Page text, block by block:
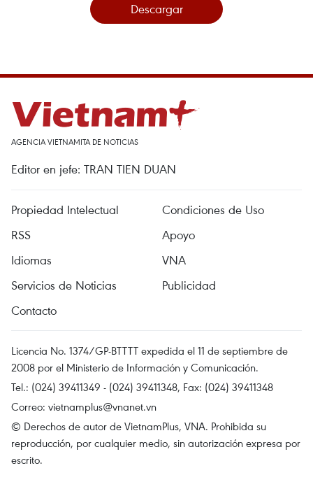
Descargar
AGENCIA VIETNAMITA DE NOTICIAS
Editor en jefe: TRAN TIEN DUAN
Propiedad Intelectual
Condiciones de Uso
RSS
Apoyo
Idiomas
VNA
Servicios de Noticias
Publicidad
Contacto
Licencia No. 1374/GP-BTTTT expedida el 11 de septiembre de
2008 por el Ministerio de Información y Comunicación.
Tel.: (024) 39411349 - (024) 39411348, Fax: (024) 39411348
Correo: vietnamplus@vnanet.vn
© Derechos de autor de VietnamPlus, VNA. Prohibida su
reproducción, por cualquier medio, sin autorización expresa por
escrito.